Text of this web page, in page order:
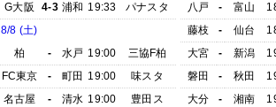
G大阪
4-3 浦和 19:33
パナスタ
8/8 (土)
柏
- 水戸 19:00
三協F柏
FC東京
- 町田 19:00
味スタ
名古屋
- 清水 19:00
豊田ス
八戸
- 富山
藤枝
- 仙台
大宮
- 新潟
磐田
- 秋田
大分
- 湘南